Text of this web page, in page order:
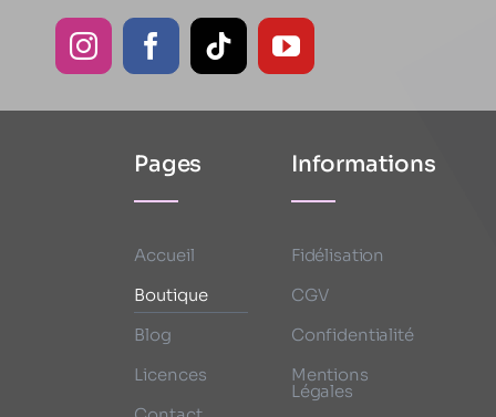
Pages
Accueil
Boutique
Blog
Licences
Informations
Fidélisation
CGV
Confidentialité
Mentions
Légales